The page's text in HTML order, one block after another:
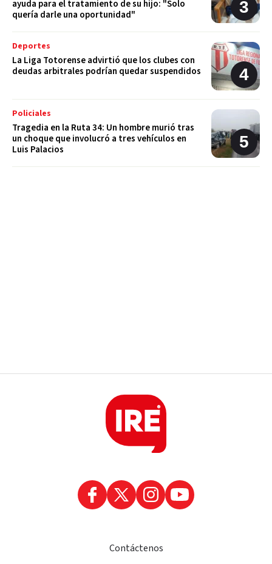
ayuda para el tratamiento de su hijo: "Solo
quería darle una oportunidad"
Deportes
La Liga Totorense advirtió que los clubes con
deudas arbitrales podrían quedar suspendidos
Policiales
Tragedia en la Ruta 34: Un hombre murió tras
un choque que involucró a tres vehículos en
Luis Palacios
Contáctenos